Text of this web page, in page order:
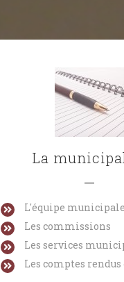
Bulletin
La
L'équipe municipale
Les commissions
Les services
Les comptes